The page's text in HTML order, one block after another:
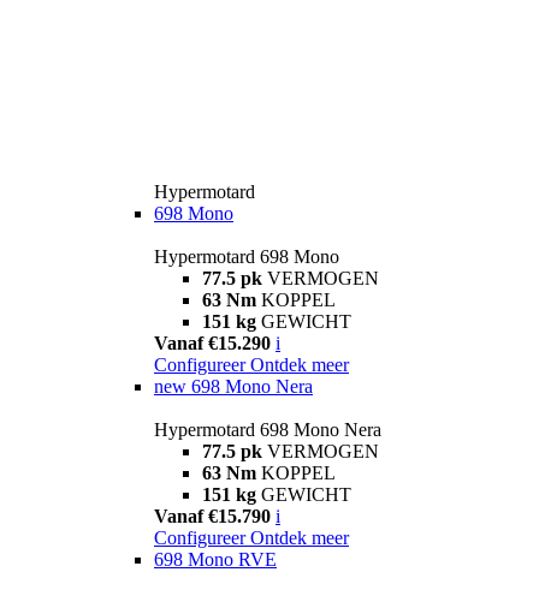
Hypermotard
698 Mono
Hypermotard 698 Mono
77.5 pk VERMOGEN
63 Nm KOPPEL
151 kg GEWICHT
Vanaf €15.290 i
Configureer Ontdek meer
new 698 Mono Nera
Hypermotard 698 Mono Nera
77.5 pk VERMOGEN
63 Nm KOPPEL
151 kg GEWICHT
Vanaf €15.790 i
Configureer Ontdek meer
698 Mono RVE